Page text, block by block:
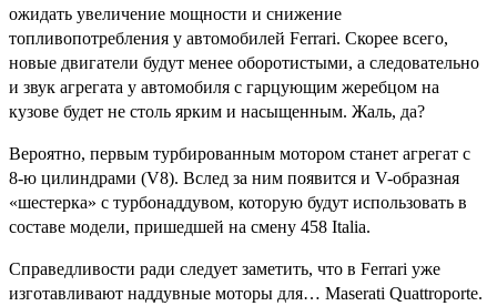
ожидать увеличение мощности и снижение
топливопотребления у автомобилей Ferrari. Скорее всего,
новые двигатели будут менее оборотистыми, а следовательно
и звук агрегата у автомобиля с гарцующим жеребцом на
кузове будет не столь ярким и насыщенным. Жаль, да?
Вероятно, первым турбированным мотором станет агрегат с
8-ю цилиндрами (V8). Вслед за ним появится и V-образная
«шестерка» с турбонаддувом, которую будут использовать в
составе модели, пришедшей на смену 458 Italia.
Справедливости ради следует заметить, что в Ferrari уже
изготавливают наддувные моторы для… Maserati Quattroporte.